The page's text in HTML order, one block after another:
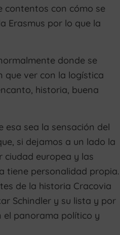
contentos con cómo se
Erasmus por lo que la
donde se
que ver con la logística
historia, buena
esa sea la sensación del
si dejamos a un lado la
europea y las
tiene personalidad propia.
de la historia Cracovia
Schindler y su lista y por
el panorama político y